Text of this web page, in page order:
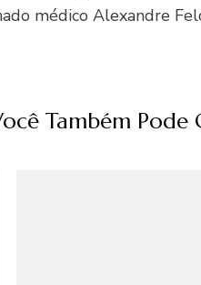
médico Alexandre
Também Pode